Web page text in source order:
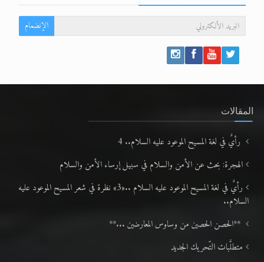
الإنضمام
المقالات
رأيٌ في لغة المسيح الموعود عليه السلام.. 4
الهجرة: بحث عن الأمن والسلام في سبيل إرساء الأمن والسلام
رأيٌ في لغة المسيح الموعود عليه السلام ..«3» نظرة في شعر المسيح الموعود عليه
السلام..
**الحصن الحصين من وساوس المعارضين ...**
متطلَّبات التّحريك الجديد